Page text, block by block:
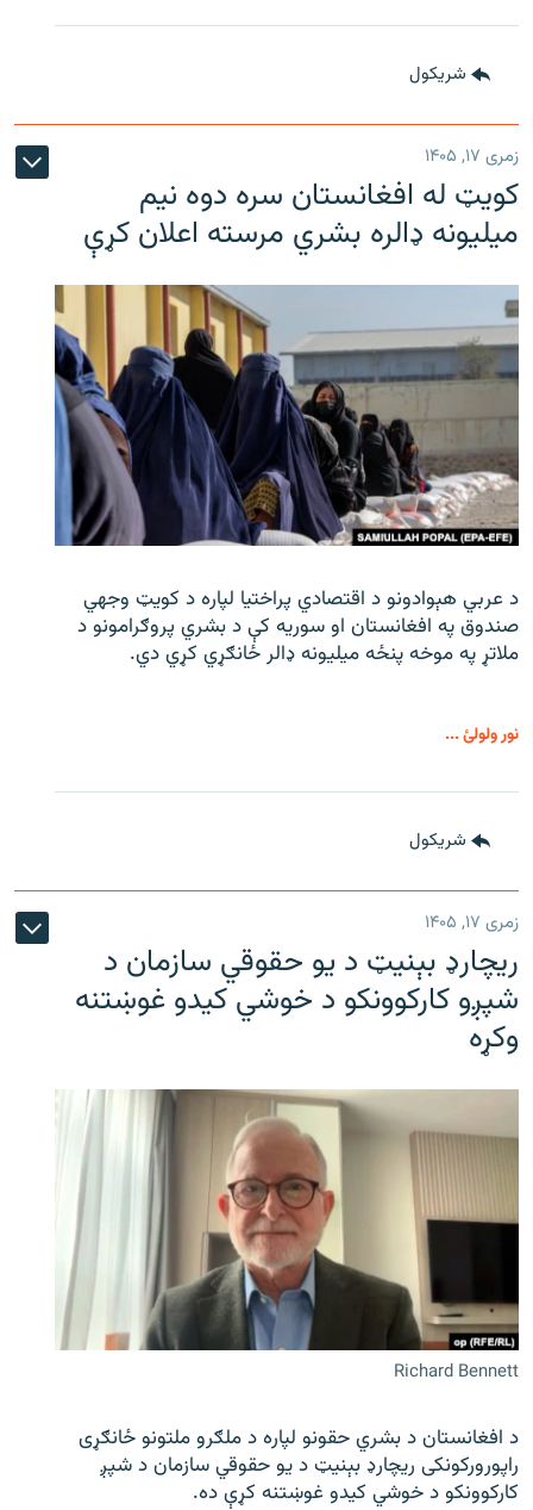
شريکول
زمری ۱۷, ۱۴۰۵
کویټ له افغانستان سره دوه نیم
میلیونه ډالره بشري مرسته اعلان کړې
د عربي هېوادونو د اقتصادي پراختیا لپاره د کویټ وجهي
صندوق په افغانستان او سوریه کې د بشري پروګرامونو د
ملاتړ په موخه پنځه میلیونه ډالر ځانګړي کړي دي.
نور ولولئ ...
شريکول
زمری ۱۷, ۱۴۰۵
ریچارډ بېنیټ د یو حقوقي سازمان د
شپږو کارکوونکو د خوشي کیدو غوښتنه
وکړه
Richard Bennett
د افغانستان د بشري حقونو لپاره د ملګرو ملتونو ځانګړی
راپورورکونکی ریچارډ بېنیټ د یو حقوقي سازمان د شپږ
کارکوونکو د خوشي کیدو غوښتنه کړې ده.